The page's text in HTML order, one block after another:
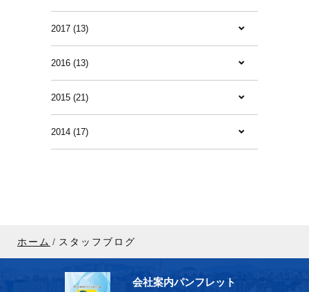
2017 (13)
2016 (13)
2015 (21)
2014 (17)
ホーム スタッフブログ
会社案内パンフレット